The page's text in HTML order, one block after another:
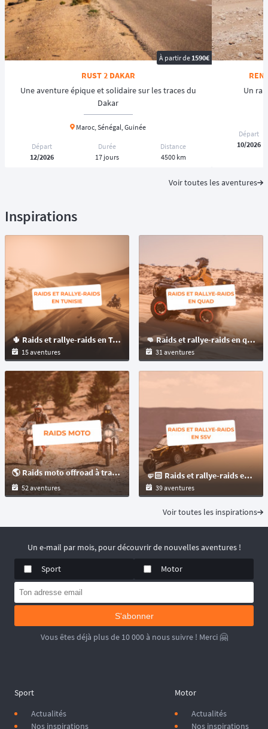
À partir de1590€
RUST 2 DAKAR
Une aventure épique et solidaire sur les traces du
Dakar
Maroc, Sénégal, Guinée
Départ
12/2026
Durée
17 jours
Distance
4500 km
Un
Départ
10/2026
Voir toutes les aventures
Inspirations
🌵 Raids et rallye-raids en Tunisie
15 aventures
👊 Raids et rallye-raids en quad à travers le monde
31 aventures
🌎 Raids moto offroad à travers le monde pour les motos : trails et maxitrails !
52 aventures
🤛🏻 Raids et rallye-raids en SSV à travers le monde
39 aventures
Voir toutes les inspirations
Un e-mail par mois, pour découvrir de nouvelles aventures !
Sport
Motor
S'abonner
Vous êtes déjà plus de 10 000 à nous suivre ! Merci 🤗
Sport
Actualités
Nos inspirations
Motor
Actualités
Nos inspirations